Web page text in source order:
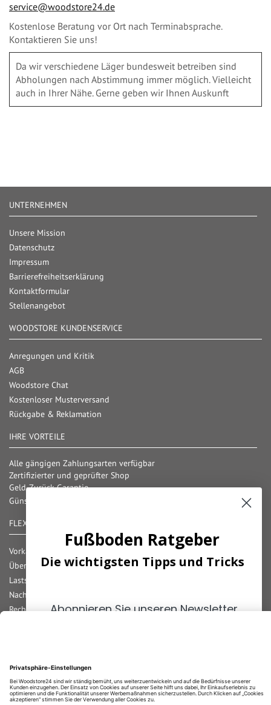
service@woodstore24.de
Kostenlose Beratung vor Ort nach Terminabsprache.
Kontaktieren Sie uns!
Da wir verschiedene Läger bundesweit betreiben sind
Abholungen nach Abstimmung immer möglich. Vielleicht
auch in Ihrer Nähe. Gerne geben wir Ihnen Auskunft
UNTERNEHMEN
Unsere Mission
Datenschutz
Impressum
Barrierefreiheitserklärung
Kontaktformular
Stellenangebot
WOODSTORE KUNDENSERVICE
Anregungen und Kritik
AGB
Woodstore Chat
Kostenloser Musterversand
Rückgabe & Reklamation
IHRE VORTEILE
Alle gängigen Zahlungsarten verfügbar
Zertifizierter und geprüfter Shop
Geld-Zurück-Garantie
Günstige Versandkosten/ Frachtkostenfreigrenzen
FLEXIBLE ZAHLUNG
Vorkasse
Überweisung
Lastschrift
Nachnahme
Rechnung
Fußboden Ratgeber
Die wichtigsten Tipps und Tricks
Abonnieren Sie unseren Newsletter